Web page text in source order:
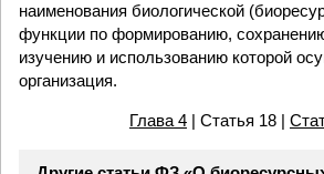
наименования биологической
функции по формированию,
изучению и использованию которой
организация.
Глава 4| Статья 18 |